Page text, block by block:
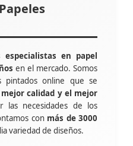
especialistas en papel
en el mercado. Somos
pintados online que se
mejor calidad y el mejor
las necesidades de los
con más de 3000
variedad de diseños.